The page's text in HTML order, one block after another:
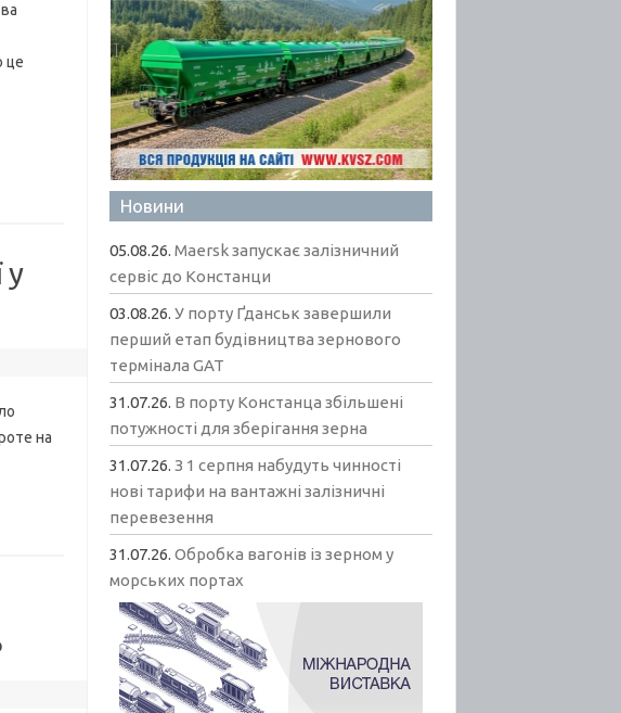
це
у
на
Новини
05.08.26.Maersk запускає залізничний
сервіс до Констанци
03.08.26.У порту Ґданськ завершили
перший етап будівництва зернового
термінала GAT
31.07.26. В порту Констанца збільшені
потужності для зберігання зерна
31.07.26.З 1 серпня набудуть чинності
нові тарифи на вантажні залізничні
перевезення
31.07.26.Обробка вагонів із зерном у
морських портах